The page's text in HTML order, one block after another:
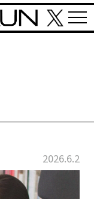
2026.6.2